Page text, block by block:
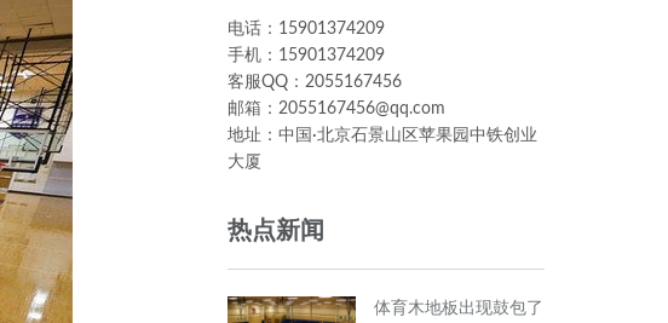
电话：15901374209
手机：15901374209
客服QQ：2055167456
邮箱：2055167456@qq.com
地址：中国·北京石景山区苹果园中铁创业
大厦
热点新闻
体育木地板出现鼓包了